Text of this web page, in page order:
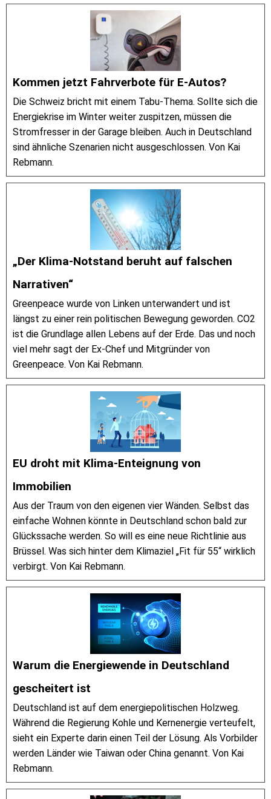
Kommen jetzt Fahrverbote für E-Autos?
Die Schweiz bricht mit einem Tabu-Thema. Sollte sich die
Energiekrise im Winter weiter zuspitzen, müssen die
Stromfresser in der Garage bleiben. Auch in Deutschland
sind ähnliche Szenarien nicht ausgeschlossen. Von Kai
Rebmann.
„Der Klima-Notstand beruht auf falschen
Narrativen“
Greenpeace wurde von Linken unterwandert und ist
längst zu einer rein politischen Bewegung geworden. CO2
ist die Grundlage allen Lebens auf der Erde. Das und noch
viel mehr sagt der Ex-Chef und Mitgründer von
Greenpeace. Von Kai Rebmann.
EU droht mit Klima-Enteignung von
Immobilien
Aus der Traum von den eigenen vier Wänden. Selbst das
einfache Wohnen könnte in Deutschland schon bald zur
Glückssache werden. So will es eine neue Richtlinie aus
Brüssel. Was sich hinter dem Klimaziel „Fit für 55“ wirklich
verbirgt. Von Kai Rebmann.
Warum die Energiewende in Deutschland
gescheitert ist
Deutschland ist auf dem energiepolitischen Holzweg.
Während die Regierung Kohle und Kernenergie verteufelt,
sieht ein Experte darin einen Teil der Lösung. Als Vorbilder
werden Länder wie Taiwan oder China genannt. Von Kai
Rebmann.